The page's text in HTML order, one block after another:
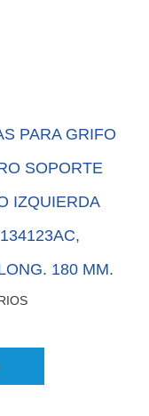
PARA GRIFO
SOPORTE
IZQUIERDA
180 MM.